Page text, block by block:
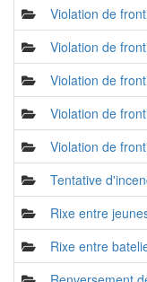
Violation de
Violation de
Violation de
Violation de
Violation de
Tentative
Rixe entre
Rixe entre